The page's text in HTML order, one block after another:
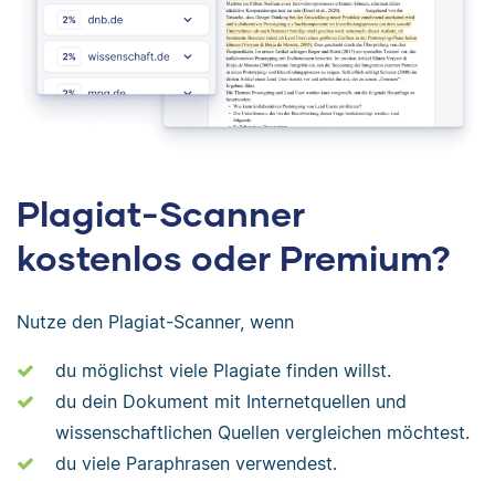
Plagiat-Scanner
kostenlos oder Premium?
Nutze den Plagiat-Scanner, wenn
du möglichst viele Plagiate finden willst.
du dein Dokument mit Internetquellen und
wissenschaftlichen Quellen vergleichen möchtest.
du viele Paraphrasen verwendest.